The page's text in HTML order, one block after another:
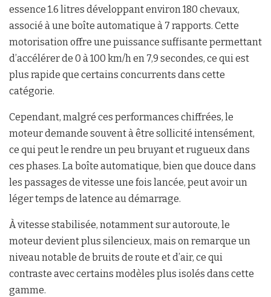
essence 1.6 litres développant environ 180 chevaux,
associé à une boîte automatique à 7 rapports. Cette
motorisation offre une puissance suffisante permettant
d’accélérer de 0 à 100 km/h en 7,9 secondes, ce qui est
plus rapide que certains concurrents dans cette
catégorie.
Cependant, malgré ces performances chiffrées, le
moteur demande souvent à être sollicité intensément,
ce qui peut le rendre un peu bruyant et rugueux dans
ces phases. La boîte automatique, bien que douce dans
les passages de vitesse une fois lancée, peut avoir un
léger temps de latence au démarrage.
À vitesse stabilisée, notamment sur autoroute, le
moteur devient plus silencieux, mais on remarque un
niveau notable de bruits de route et d’air, ce qui
contraste avec certains modèles plus isolés dans cette
gamme.